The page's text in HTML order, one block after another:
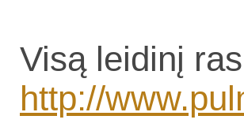
Visą leidinį
http://